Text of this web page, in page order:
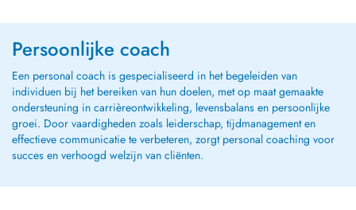
Persoonlijke coach
Een personal coach is gespecialiseerd in het begeleiden van
individuen bij het bereiken van hun doelen, met op maat gemaakte
ondersteuning in carrièreontwikkeling, levensbalans en persoonlijke
groei. Door vaardigheden zoals leiderschap, tijdmanagement en
effectieve communicatie te verbeteren, zorgt personal coaching voor
succes en verhoogd welzijn van cliënten.